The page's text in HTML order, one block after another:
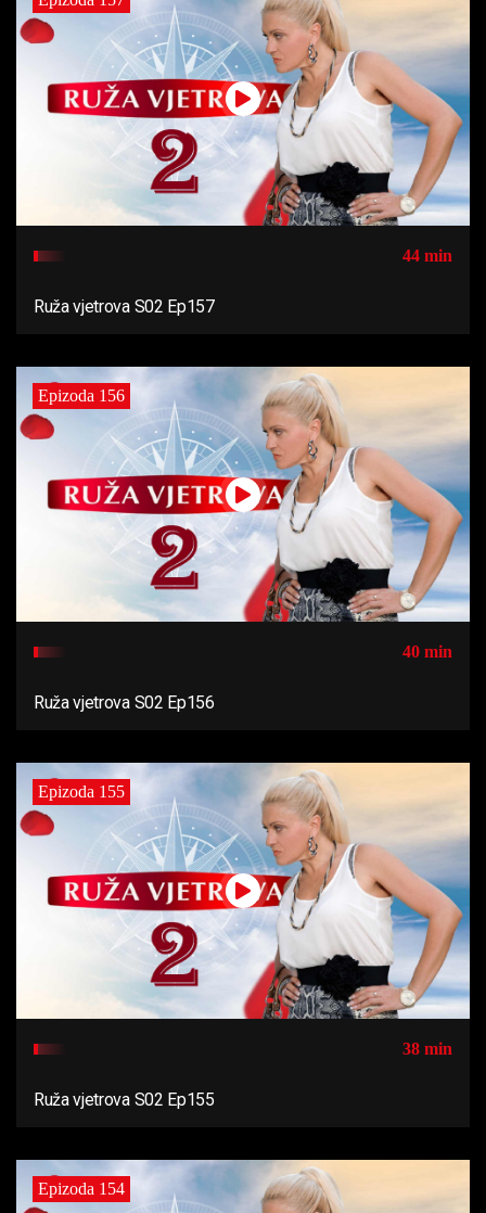
44 min
Ruža vjetrova S02 Ep157
Epizoda 156
40 min
Ruža vjetrova S02 Ep156
Epizoda 155
38 min
Ruža vjetrova S02 Ep155
Epizoda 154